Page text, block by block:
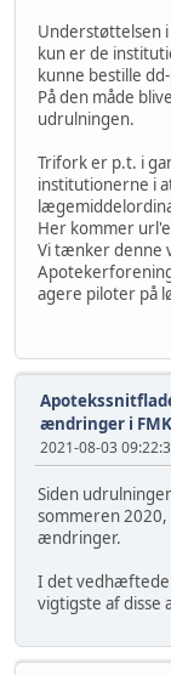
Understøttelsen i
kun er de
kunne bestille
På den måde
udrulningen.
Trifork er p.t. i
institutionerne i
Her kommer
Vi tænker denne
agere piloter på
ændringer i
2021-08-03
Siden
sommeren
ændringer.
I det vedhæftede
vigtigste af disse